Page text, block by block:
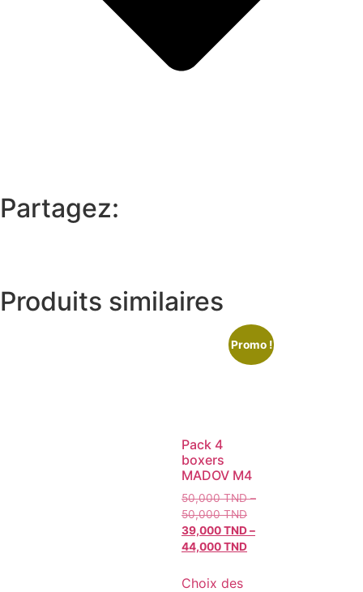
Partagez:
Produits similaires
Promo !
Pack 4
boxers
MADOV M4
50,000TND–
50,000TND
39,000TND–
44,000TND
Choix des